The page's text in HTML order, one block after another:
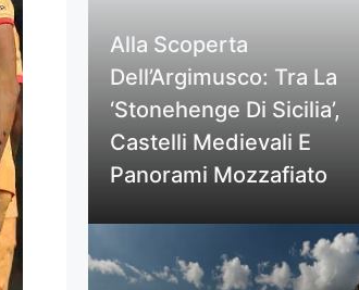
Alla Scoperta
Dell’Argimusco: Tra La
‘Stonehenge Di Sicilia’,
Castelli Medievali E
Panorami Mozzafiato